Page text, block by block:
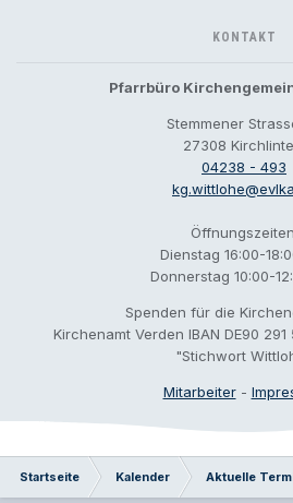
KONTAKT
Pfarrbüro
Stemmener
27308
04238 - 493
Dienstag 16:00-
Donnerstag 10:00-
Spenden für die
Kirchenamt Verden IBAN DE90
"Stichwort
Mitarbeiter-
Startseite Kalender Aktuelle